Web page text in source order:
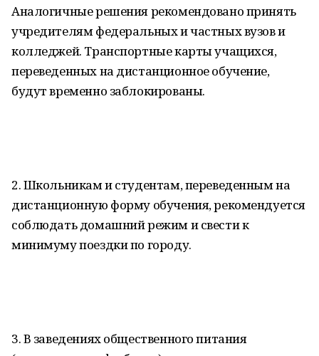
Аналогичные решения рекомендовано принять
учредителям федеральных и частных вузов и
колледжей. Транспортные карты учащихся,
переведенных на дистанционное обучение,
будут временно заблокированы.
2. Школьникам и студентам, переведенным на
дистанционную форму обучения, рекомендуется
соблюдать домашний режим и свести к
минимуму поездки по городу.
3. В заведениях общественного питания